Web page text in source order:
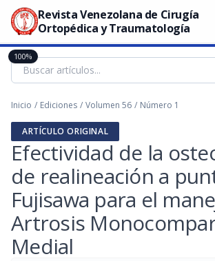
Revista Venezolana de Cirugía
Ortopédica y Traumatología
Inicio / Ediciones / Volumen 56 / Número 1
ARTÍCULO ORIGINAL
Efectividad de la
de realineación a
Fujisawa para el
Artrosis
Medial
100%